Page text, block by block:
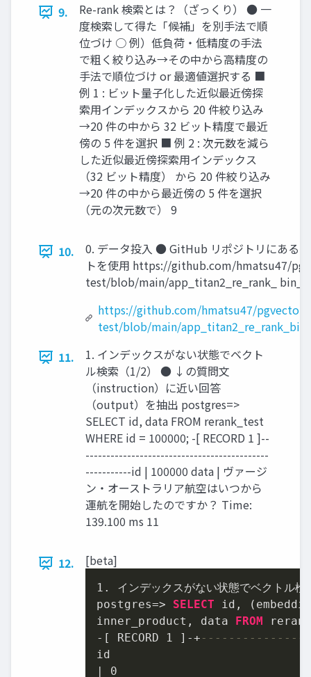
9.
Re-rank 検索とは？（ざっくり） ● 一
度検索して得た「候補」を別手法で順
位づけ ○ 例）低負荷・低精度の手法
で粗く絞り込み→その中から高精度の
手法で順位づけ or 最適値選択する ■
例 1 : ビット量子化した近似最近傍探
索用インデックスから 20 件絞り込み
→20 件の中から 32 ビット精度で最近
傍の 5 件を選択 ■ 例 2 : 次元数を減ら
した近似最近傍探索用インデックス
（32 ビット精度） から 20 件絞り込み
→20 件の中から最近傍の 5 件を選択
（元の次元数で） 9
10.
0. データ投入 ● GitHub リポジトリにある
トを使用 https://github.com/hmatsu47/
test/blob/main/app_titan2_re_rank_
https://github.com/hmatsu47/
test/blob/main/
11.
1. インデックスがない状態でベクト
ル検索（1/2） ● ↓の質問文
（instruction）に近い回答
（output）を抽出 postgres=>
SELECT id, data FROM rerank_test
WHERE id = 100000; -[ RECORD 1 ]--
--------------------------------------------
-----------id | 100000 data | ヴァージ
ン・オーストラリア航空はいつから
運航を開始したのですか？ Time:
139.100 ms 11
12. [beta]
1.
インデックスがない状態でベクトル検
postgres=> SELECT id,
inner_product, data
FROM
- [ RECORD 1 ] -+
0